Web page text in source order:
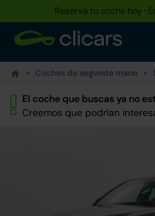
Reserva tu coche hoy ·
Coches de segunda mano
El coche que buscas ya no
Creemos que podrían